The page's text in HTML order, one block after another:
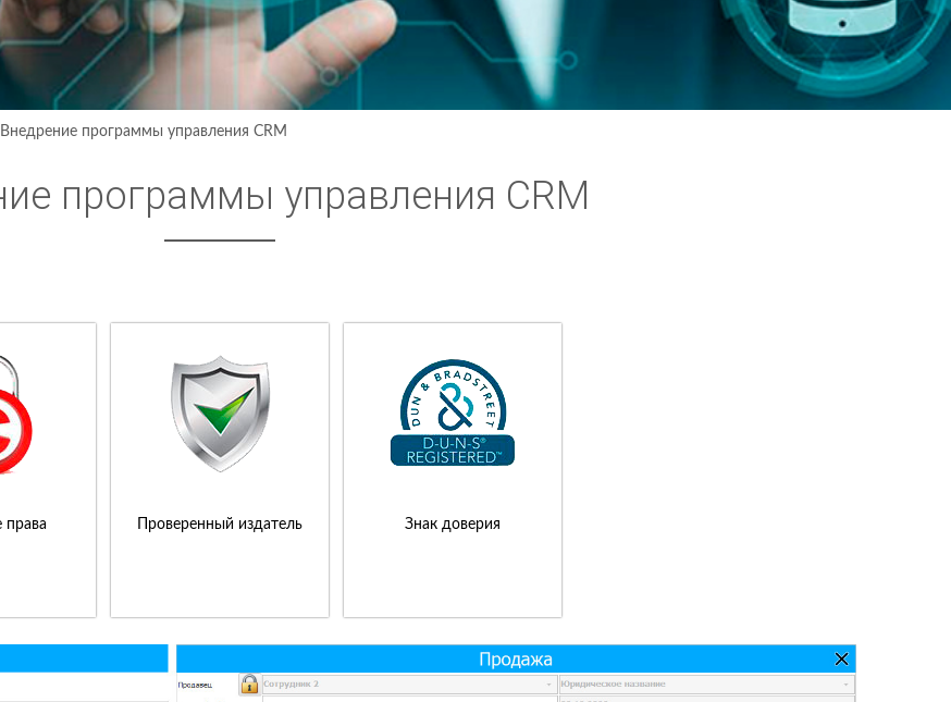
Внедрение программы управления CRM
программы управления CRM
права Проверенный издатель Знак доверия